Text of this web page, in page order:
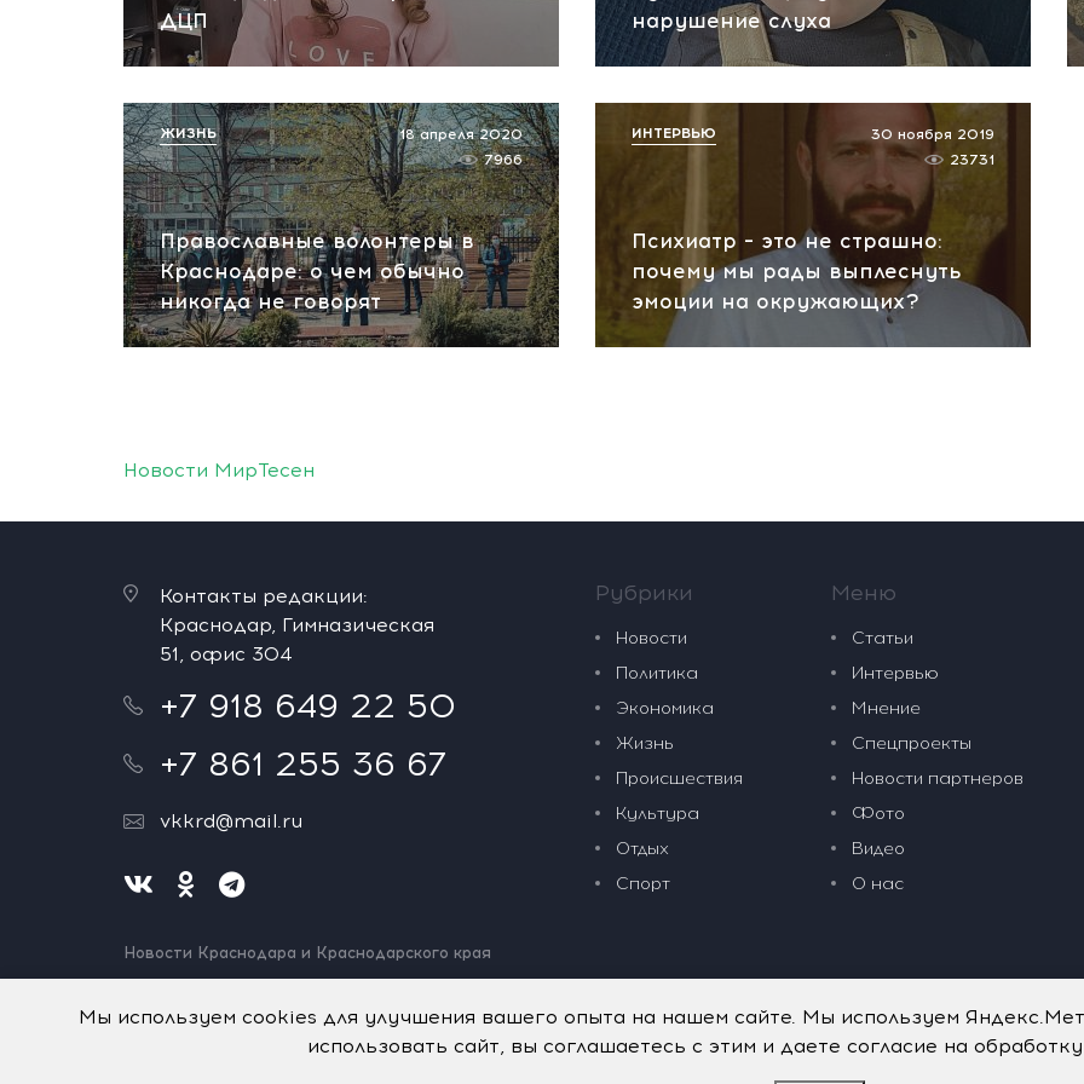
ДЦП
нарушение слуха
Православные волонтеры в
Краснодаре: о чем обычно
никогда не говорят
18 апреля 2020
7966
ЖИЗНЬ
Психиатр – это не страшно:
почему мы рады выплеснуть
эмоции на окружающих?
30 ноября 2019
23731
ИНТЕРВЬЮ
Новости МирТесен
Контакты редакции:
Краснодар, Гимназическая
51, офис 304
+7 918 649 22 50
+7 861 255 36 67
vkkrd@mail.ru
Новости Краснодара и Краснодарского края
Нашли ошибку? Выделите и нажмите Ctrl+Enter.
Рубрики
Новости
Политика
Экономика
Жизнь
Происшествия
Культура
Отдых
Спорт
Меню
Статьи
Интервью
Мнение
Спецпроекты
Новости партнеров
Фото
Видео
О нас
Мы используем cookies для улучшения вашего опыта на нашем сайте. Мы используем
использовать сайт, вы соглашаетесь с этим и даете согласие на